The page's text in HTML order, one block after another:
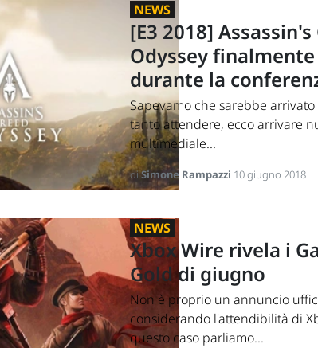
NEWS
[E3 2018] Assassin's
Odyssey
durante la
Sapevamo che sarebbe
tanto attendere, ecco arrivare
multimediale...
diSimone Rampazzi 10 giugno 2018
NEWS
Xbox Wire rivela i
Gold di giugno
Non è proprio un annuncio
considerando l'attendibilità di
questo caso parliamo...